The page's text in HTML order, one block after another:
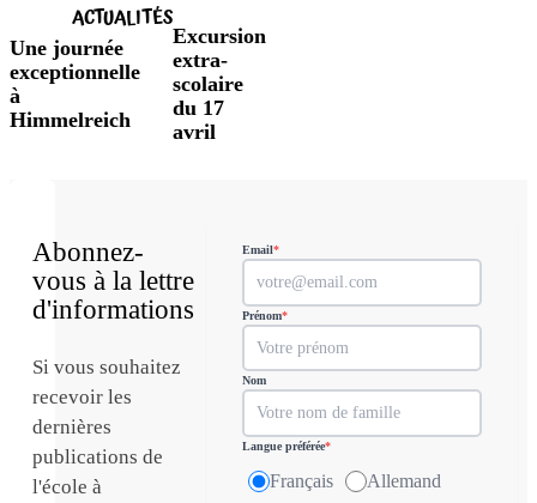
Une journée
exceptionnelle
à
Himmelreich
ACTUALITÉS
Excursion
extra-
scolaire
du 17
avril
Abonnez-
vous à la lettre
d'informations
Si vous souhaitez
recevoir les
dernières
publications de
l'école à
Email*
Prénom*
Nom
Langue préférée*
Français Allemand